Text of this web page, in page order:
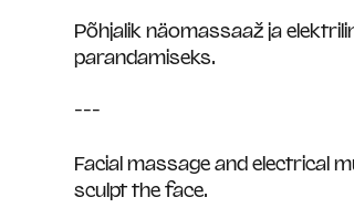
Põhjalik näomassaaž ja
parandamiseks.
---
Facial massage and electrical
sculpt the face.